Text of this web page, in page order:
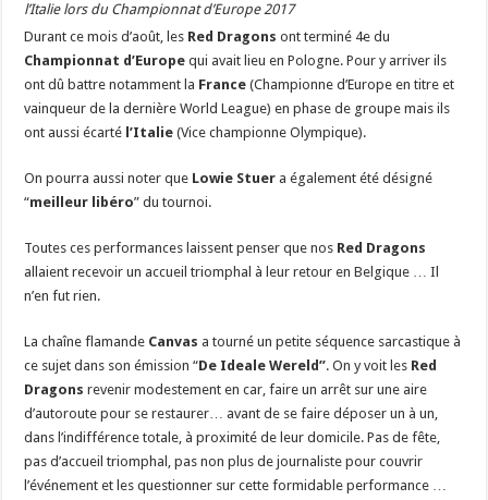
l’Italie lors du Championnat d’Europe 2017
Durant ce mois d’août, les Red Dragons ont terminé 4e du
Championnat d’Europe qui avait lieu en Pologne. Pour y arriver ils
ont dû battre notamment la France (Championne d’Europe en titre et
vainqueur de la dernière World League) en phase de groupe mais ils
ont aussi écarté l’Italie (Vice championne Olympique).
On pourra aussi noter que Lowie Stuer a également été désigné
“meilleur libéro” du tournoi.
Toutes ces performances laissent penser que nos Red Dragons
allaient recevoir un accueil triomphal à leur retour en Belgique … Il
n’en fut rien.
La chaîne flamande Canvas a tourné un petite séquence sarcastique à
ce sujet dans son émission “De Ideale Wereld”. On y voit les Red
Dragons revenir modestement en car, faire un arrêt sur une aire
d’autoroute pour se restaurer… avant de se faire déposer un à un,
dans l’indifférence totale, à proximité de leur domicile. Pas de fête,
pas d’accueil triomphal, pas non plus de journaliste pour couvrir
l’événement et les questionner sur cette formidable performance …